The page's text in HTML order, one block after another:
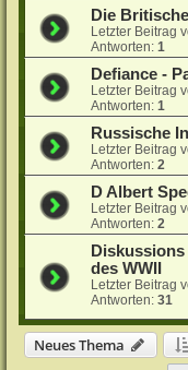
Die
Letzter Beitrag
Antworten:1
Defiance -
Letzter Beitrag
Antworten:1
Russische
Letzter Beitrag
Antworten:2
D Albert
Letzter Beitrag
Antworten:2
des WWII
Letzter Beitrag
Antworten:31
Neues Thema